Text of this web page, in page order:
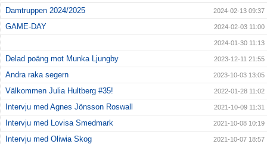
Damtruppen 2024/2025 2024-02-13 09:37
GAME-DAY 2024-02-03 11:00
2024-01-30 11:13
Delad poäng mot Munka Ljungby 2023-12-11 21:55
Andra raka segern 2023-10-03 13:05
Välkommen Julia Hultberg #35! 2022-01-28 11:02
Intervju med Agnes Jönsson Roswall 2021-10-09 11:31
Intervju med Lovisa Smedmark 2021-10-08 10:19
Intervju med Oliwia Skog 2021-10-07 18:57